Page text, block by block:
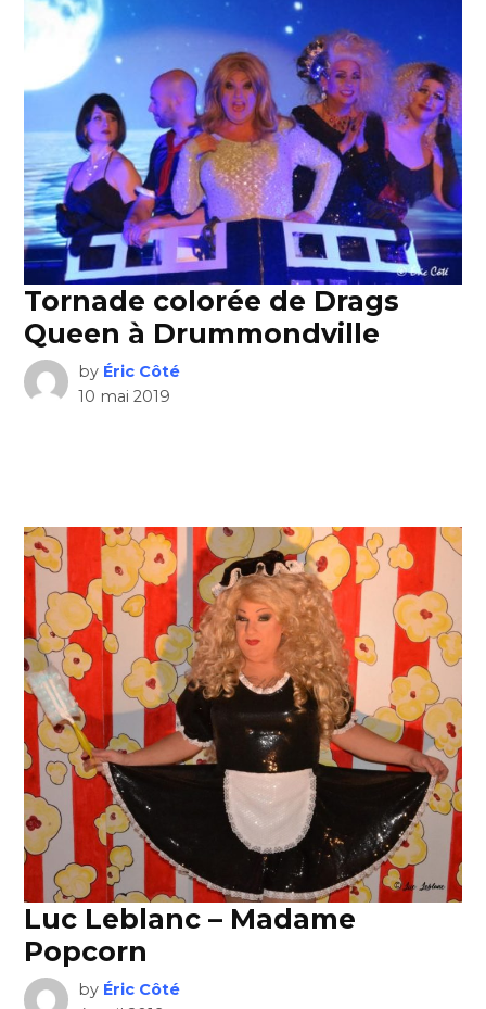
Tornade colorée de Drags
Queen à Drummondville
by Éric Côté
10 mai 2019
Luc Leblanc – Madame
Popcorn
by Éric Côté